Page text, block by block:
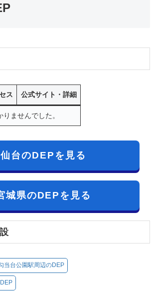
ス 公式サイト・詳細
ませんでした。
仙台のDEPを見る
城県のDEPを見る
当台公園駅周辺のDEP